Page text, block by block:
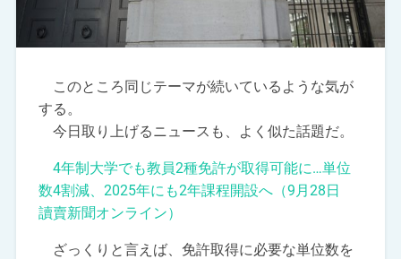
このところ同じテーマが続いているような気が
する。
今日取り上げるニュースも、よく似た話題だ。
4年制大学でも教員2種免許が取得可能に…単位
数4割減、2025年にも2年課程開設へ（9月28日
讀賣新聞オンライン）
ざっくりと言えば、免許取得に必要な単位数を